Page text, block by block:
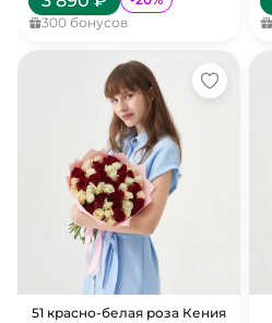
300 бонусов
51 красно-белая роза Кения